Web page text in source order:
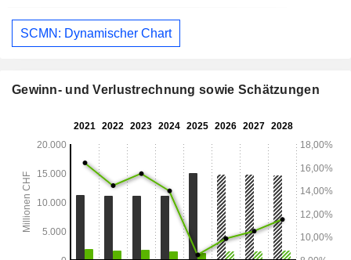
SCMN: Dynamischer Chart
Gewinn- und Verlustrechnung sowie Schätzungen